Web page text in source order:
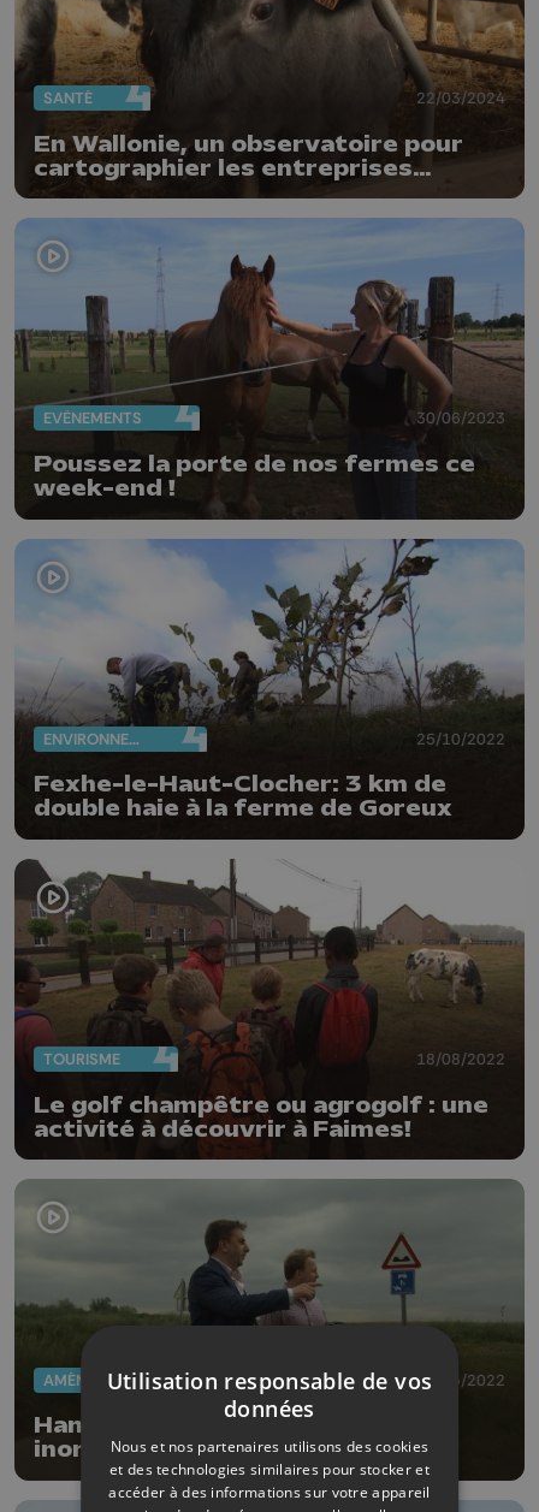
SANTÉ 22/03/2024
En Wallonie, un observatoire pour
cartographier les entreprises
vétérinaires
EVÈNEMENTS 30/06/2023
Poussez la porte de nos fermes ce
week-end !
ENVIRONNEMENT 25/10/2022
Fexhe-le-Haut-Clocher: 3 km de
double haie à la ferme de Goreux
TOURISME 18/08/2022
Le golf champêtre ou agrogolf : une
activité à découvrir à Faimes!
AMÉNAGEMENT DU TERRITOIRE 26/05/2022
Hannut: un plan contre les
inondations
Utilisation responsable de vos
données
Nous et nos partenaires utilisons des cookies
et des technologies similaires pour stocker et
accéder à des informations sur votre appareil